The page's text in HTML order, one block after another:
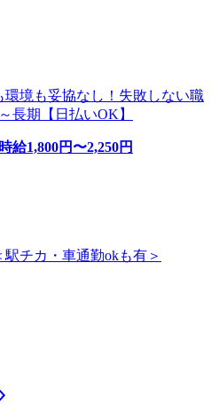
環境も妥協なし！失敗しない職
長期【日払いOK】
時給1,800円〜2,250円
チカ・車通勤okも有＞